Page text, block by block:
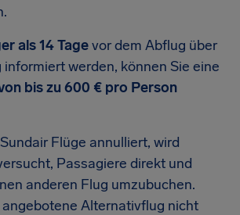
als 14 Tagevor dem Abflug über
werden, können Sie eine
bis zu 600 € pro Person
Flüge annulliert, wird
Passagiere direkt und
anderen Flug umzubuchen.
Alternativflug nicht